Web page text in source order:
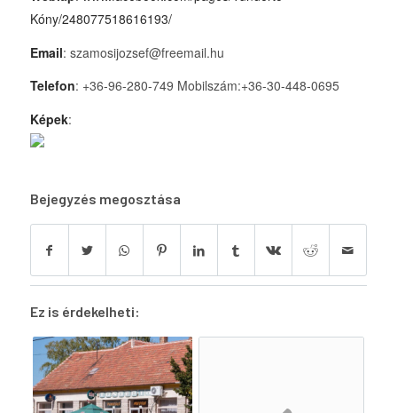
Kóny/248077518616193/
Email: szamosijozsef@freemail.hu
Telefon: +36-96-280-749 Mobilszám:+36-30-448-0695
Képek:
Bejegyzés megosztása
Ez is érdekelheti: